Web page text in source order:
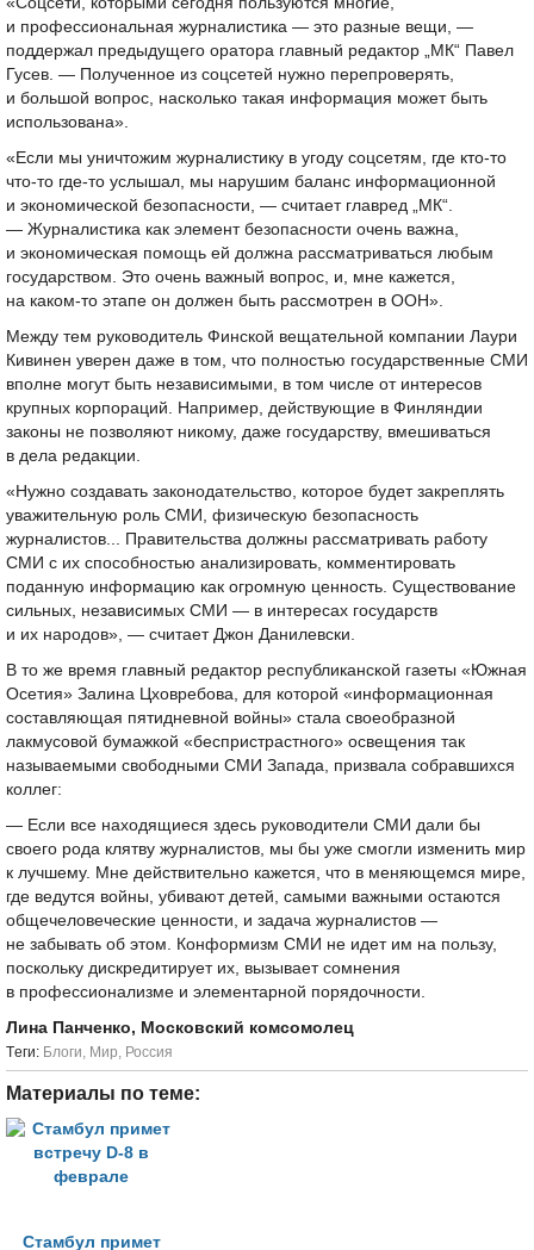
и профессиональная журналистика — это разные вещи, —
поддержал предыдущего оратора главный редактор „МК“ Павел
Гусев. — Полученное из соцсетей нужно перепроверять,
и большой вопрос, насколько такая информация может быть
использована».
«Если мы уничтожим журналистику в угоду соцсетям, где кто-то
что-то где-то услышал, мы нарушим баланс информационной
и экономической безопасности, — считает главред „МК“.
— Журналистика как элемент безопасности очень важна,
и экономическая помощь ей должна рассматриваться любым
государством. Это очень важный вопрос, и, мне кажется,
на каком-то этапе он должен быть рассмотрен в ООН».
Между тем руководитель Финской вещательной компании Лаури
Кивинен уверен даже в том, что полностью государственные СМИ
вполне могут быть независимыми, в том числе от интересов
крупных корпораций. Например, действующие в Финляндии
законы не позволяют никому, даже государству, вмешиваться
в дела редакции.
«Нужно создавать законодательство, которое будет закреплять
уважительную роль СМИ, физическую безопасность
журналистов... Правительства должны рассматривать работу
СМИ с их способностью анализировать, комментировать
поданную информацию как огромную ценность. Существование
сильных, независимых СМИ — в интересах государств
и их народов», — считает Джон Данилевски.
В то же время главный редактор республиканской газеты «Южная
Осетия» Залина Цховребова, для которой «информационная
составляющая пятидневной войны» стала своеобразной
лакмусовой бумажкой «беспристрастного» освещения так
называемыми свободными СМИ Запада, призвала собравшихся
коллег:
— Если все находящиеся здесь руководители СМИ дали бы
своего рода клятву журналистов, мы бы уже смогли изменить мир
к лучшему. Мне действительно кажется, что в меняющемся мире,
где ведутся войны, убивают детей, самыми важными остаются
общечеловеческие ценности, и задача журналистов —
не забывать об этом. Конформизм СМИ не идет им на пользу,
поскольку дискредитирует их, вызывает сомнения
в профессионализме и элементарной порядочности.
Лина Панченко, Московский комсомолец
Tеги: Блоги, Мир, Россия
Материалы по теме:
Стамбул примет